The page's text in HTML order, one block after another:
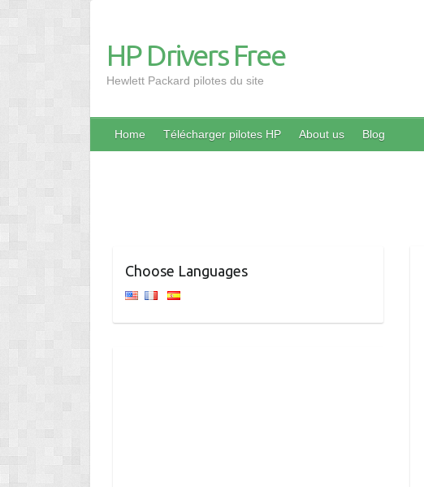
HP Drivers Free
Hewlett Packard pilotes du site
Home Télécharger pilotes HP About us Blog
Choose Languages